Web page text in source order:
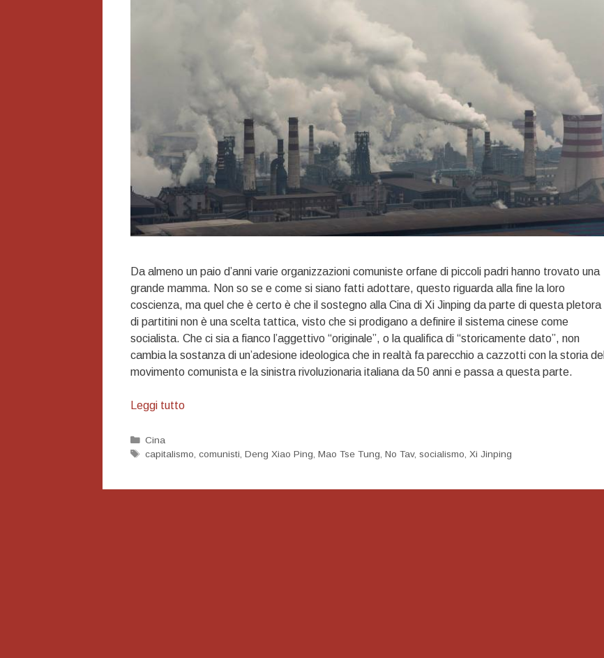
Da almeno un paio d’anni varie organizzazioni comuniste orfane di piccoli padri hanno trovato una
grande mamma. Non so se e come si siano fatti adottare, questo riguarda alla fine la loro
coscienza, ma quel che è certo è che il sostegno alla Cina di Xi Jinping da parte di questa pletora
di partitini non è una scelta tattica, visto che si prodigano a definire il sistema cinese come
socialista. Che ci sia a fianco l’aggettivo “originale”, o la qualifica di “storicamente dato”, non
cambia la sostanza di un’adesione ideologica che in realtà fa parecchio a cazzotti con la storia del
movimento comunista e la sinistra rivoluzionaria italiana da 50 anni e passa a questa parte.
Leggi tuttoLe
sono
di
Categorie
Cina
Tag
capitalismo ,comunisti ,Deng Xiao Ping ,Mao Tse Tung ,No Tav,socialismo Xi Jinping